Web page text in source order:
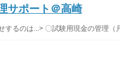
サポート＠高崎
るのは...> 〇試験用現金の管理（